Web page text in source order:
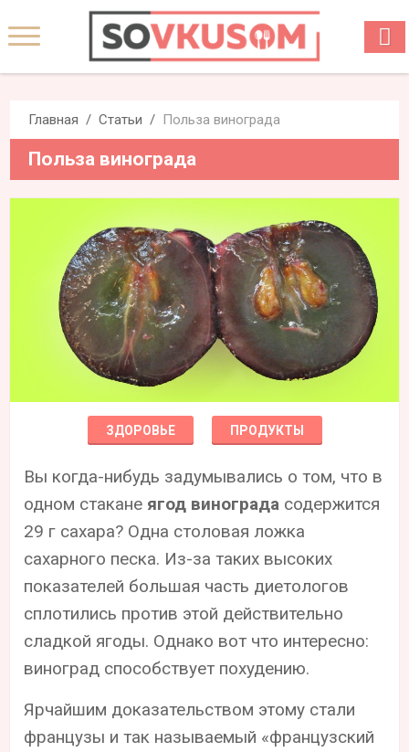
Главная Статьи Польза винограда
Польза винограда
ЗДОРОВЬЕ ПРОДУКТЫ
Вы когда-нибудь задумывались о том, что в
одном стакане ягод винограда содержится
29 г сахара? Одна столовая ложка
сахарного песка. Из-за таких высоких
показателей большая часть диетологов
сплотились против этой действительно
сладкой ягоды. Однако вот что интересно:
виноград способствует похудению.
Ярчайшим доказательством этому стали
французы и так называемый «французский